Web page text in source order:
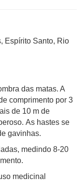
Espírito Santo, Rio
das matas. A
comprimento por 3
de 10 m de
As hastes se
gavinhas.
medindo 8-20
medicinal